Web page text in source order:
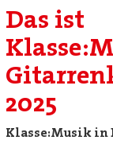
Das ist
2025
Klasse:Musik in